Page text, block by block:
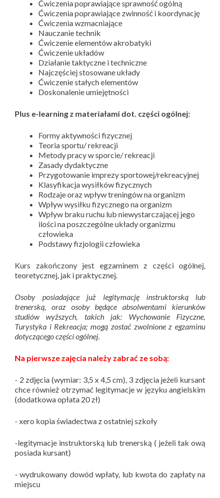
Ćwiczenia poprawiające sprawność ogólną
Ćwiczenia poprawiające zwinność i koordynację
Ćwiczenia wzmacniające
Nauczanie technik
Ćwiczenie elementów akrobatyki
Ćwiczenie układów
Działanie taktyczne i techniczne
Najczęściej stosowane układy
Ćwiczenie stałych elementów
Doskonalenie umiejętności
Plus e-learning z materiałami dot. części ogólnej:
Formy aktywności fizycznej
Teoria sportu/ rekreacji
Metody pracy w sporcie/ rekreacji
Zasady dydaktyczne
Przygotowanie imprezy sportowej/rekreacyjnej
Klasyfikacja wysiłków fizycznych
Rodzaje oraz wpływ treningów na organizm
Wpływ wysiłku fizycznego na organizm
Wpływ braku ruchu lub niewystarczającej jego
ilości na poszczególne układy organizmu
człowieka
Podstawy fizjologii człowieka
Kurs zakończony jest egzaminem z części ogólnej,
teoretycznej, jak i praktycznej.
Osoby posiadające już legitymację instruktorską lub
trenerską, oraz osoby będące absolwentami kierunków
studiów wyższych, takich jak: Wychowanie Fizyczne,
Turystyka i Rekreacja; mogą zostać zwolnione z egzaminu
dotyczącego części ogólnej.
Na pierwsze zajęcia należy zabrać ze sobą:
- 2 zdjęcia (wymiar: 3,5 x 4,5 cm), 3 zdjęcia jeżeli kursant
chce również otrzymać legitymacje w języku angielskim
(dodatkowa opłata 20 zł)
- xero kopia świadectwa z ostatniej szkoły
-legitymacje instruktorską lub trenerską ( jeżeli tak ową
posiada kursant)
- wydrukowany dowód wpłaty, lub kwota do zapłaty na
miejscu